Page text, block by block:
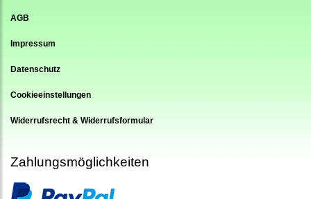
AGB
Impressum
Datenschutz
Cookieeinstellungen
Widerrufsrecht & Widerrufsformular
Zahlungsmöglichkeiten